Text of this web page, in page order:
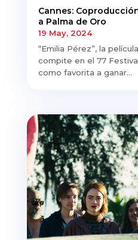
Cannes:
a Palma de Oro
19 May, 2024
“Emilia Pérez”, la
compite en el 77
como favorita a ganar...